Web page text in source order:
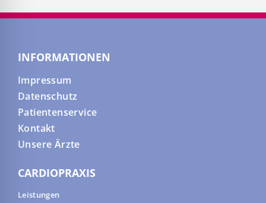
INFORMATIONEN
Impressum
Datenschutz
Patientenservice
Kontakt
Unsere Ärzte
CARDIOPRAXIS
Leistungen